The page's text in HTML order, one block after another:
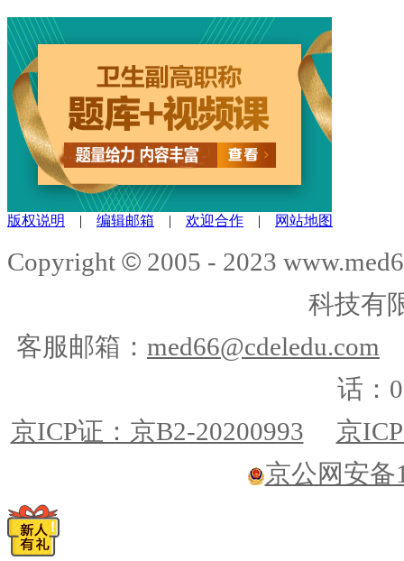
版权说明 | 编辑邮箱 | 欢迎合作 | 网站地图
Copyright © 2005 - 2023
科技有
客服邮箱： med66@cdeledu.com
话：
京ICP证：京B2-20200993
京
京公网安备